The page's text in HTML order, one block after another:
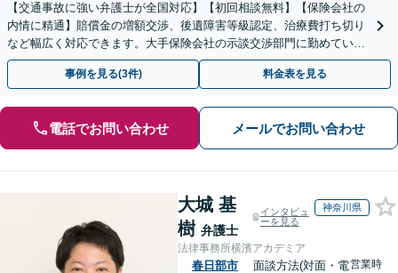
【交通事故に強い弁護士が全国対応】【初回相談無料】【保険会社の
内情に精通】賠償金の増額交渉、後遺障害等級認定、治療費打ち切り
など幅広く対応できます。大手保険会社の示談交渉部門に勤めていた
経験がありますので保険会社との交渉には自信があります。
事例を見る(3件) 料金表を見る
電話でお問い合わせ メールでお問い合わせ
大城 基
樹 弁護士
インタビュ
ーを見る
神奈川県
法律事務所横濱アカデミア
春日部市
面談方法(対面・電営業時